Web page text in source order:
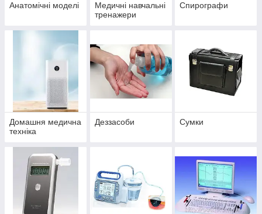
Анатомічні моделі
Медичні навчальні
тренажери
Спирографи
Домашня медична
техніка
Деззасоби Сумки